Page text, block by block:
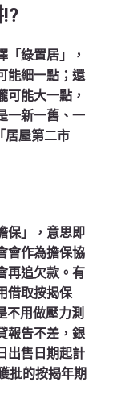
「綠置居」，
能細一點；還
可能大一點，
一新一舊、一
居屋第二市
保」，意思即
會作為擔保協
再追欠款。有
借取按揭保
不用做壓力測
報告不差，銀
出售日期起計
批的按揭年期